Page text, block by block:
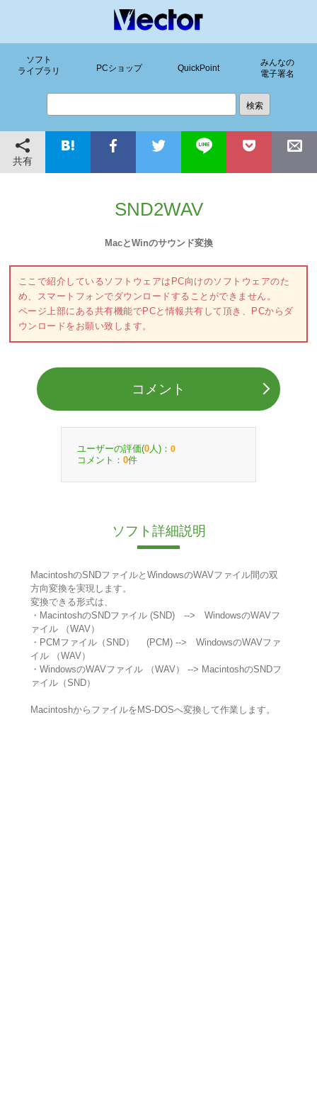
ソフト
ライブラリ
PCショップ QuickPoint
みんなの
電子署名
共有
SND2WAV
MacとWinのサウンド変換
ここで紹介しているソフトウェアはPC向けのソフトウェアのた
め、スマートフォンでダウンロードすることができません。
ページ上部にある共有機能でPCと情報共有して頂き、PCからダ
ウンロードをお願い致します。
コメント
ユーザーの評価(0 人)： 0
コメント： 0件
ソフト詳細説明
MacintoshのSNDファイルとWindowsのWAVファイル間の双
方向変換を実現します。
変換できる形式は、
・MacintoshのSNDファイル (SND) --> WindowsのWAVフ
ァイル （WAV）
・PCMファイル（SND） (PCM) --> WindowsのWAVファ
イル （WAV）
・WindowsのWAVファイル （WAV） --> MacintoshのSNDフ
ァイル（SND）
MacintoshからファイルをMS-DOSへ変換して作業します。